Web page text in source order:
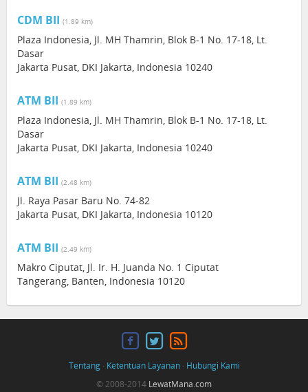
CDM BII (1.89 km)
Plaza Indonesia, Jl. MH Thamrin, Blok B-1 No. 17-18, Lt.
Dasar
Jakarta Pusat, DKI Jakarta, Indonesia 10240
ATM BII (1.89 km)
Plaza Indonesia, Jl. MH Thamrin, Blok B-1 No. 17-18, Lt.
Dasar
Jakarta Pusat, DKI Jakarta, Indonesia 10240
ATM BII (2.48 km)
Jl. Raya Pasar Baru No. 74-82
Jakarta Pusat, DKI Jakarta, Indonesia 10120
ATM BII (2.49 km)
Makro Ciputat, Jl. Ir. H. Juanda No. 1 Ciputat
Tangerang, Banten, Indonesia 10120
Tentang· Ketentuan Layanan· Hubungi Kami
© 2008-2014 LewatMana.com